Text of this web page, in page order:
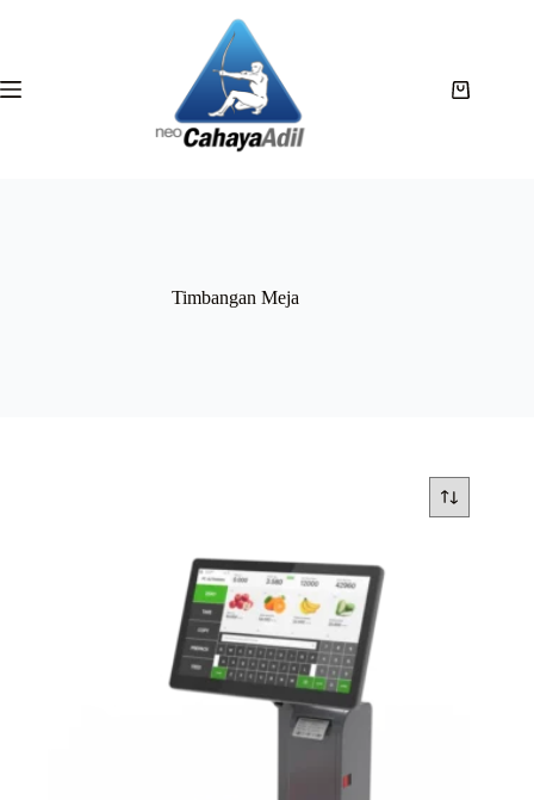
Timbangan Meja